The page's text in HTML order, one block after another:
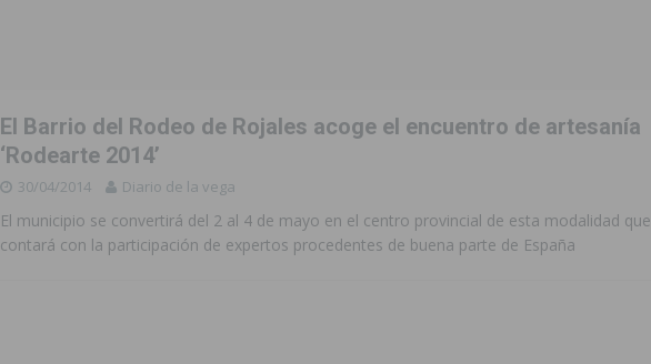
El Barrio del Rodeo de Rojales acoge el encuentro de artesanía
‘Rodearte 2014’
30/04/2014 Diario de la vega
El municipio se convertirá del 2 al 4 de mayo en el centro provincial de esta modalidad que
contará con la participación de expertos procedentes de buena parte de España